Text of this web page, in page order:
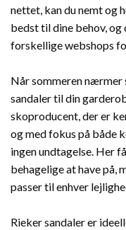
nettet, kan du nemt og
bedst til dine behov, og
forskellige webshops
Når sommeren
sandaler til din
skoproducent, der er
og med fokus på både
ingen undtagelse. Her
behagelige at have på,
passer til enhver
Rieker sandaler er